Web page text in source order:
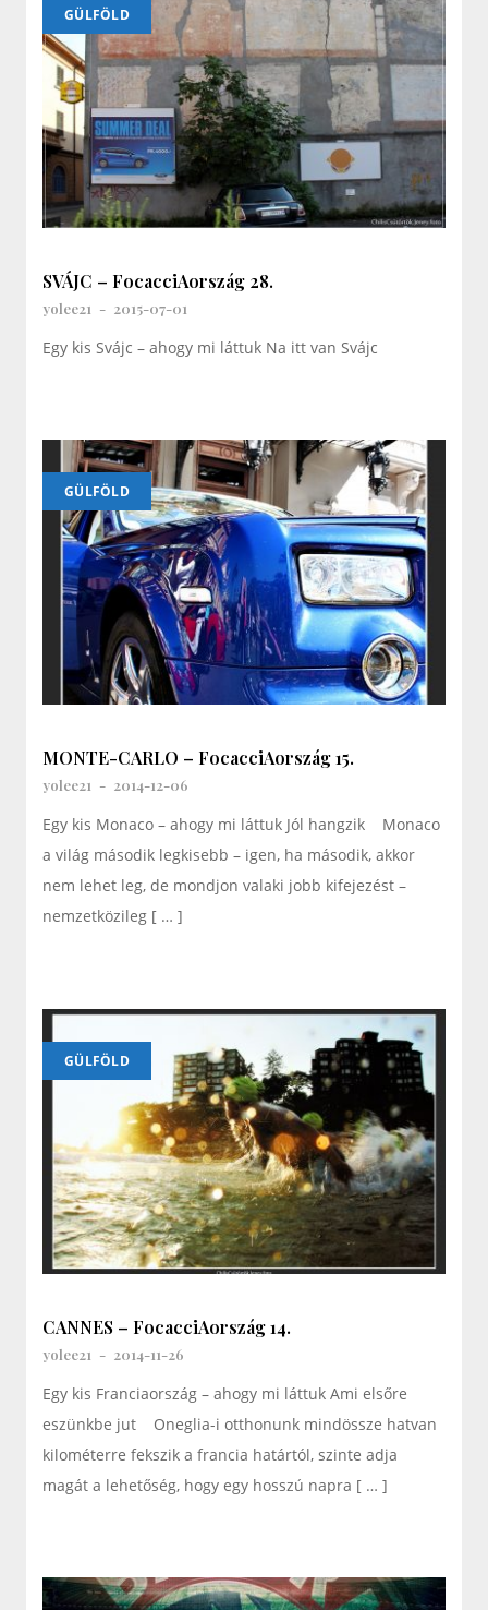
GÜLFÖLD
SVÁJC – FocacciAország 28.
yolee21 - 2015-07-01
Egy kis Svájc – ahogy mi láttuk Na itt van Svájc
GÜLFÖLD
MONTE-CARLO – FocacciAország 15.
yolee21 - 2014-12-06
Egy kis Monaco – ahogy mi láttuk Jól hangzik Monaco
a világ második legkisebb – igen, ha második, akkor
nem lehet leg, de mondjon valaki jobb kifejezést –
nemzetközileg [ … ]
GÜLFÖLD
CANNES – FocacciAország 14.
yolee21 - 2014-11-26
Egy kis Franciaország – ahogy mi láttuk Ami elsőre
eszünkbe jut Oneglia-i otthonunk mindössze hatvan
kilométerre fekszik a francia határtól, szinte adja
magát a lehetőség, hogy egy hosszú napra [ … ]